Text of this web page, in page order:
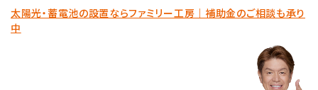
太陽光・蓄電池の設置ならファミリー工房｜補助金のご相談も承り
中